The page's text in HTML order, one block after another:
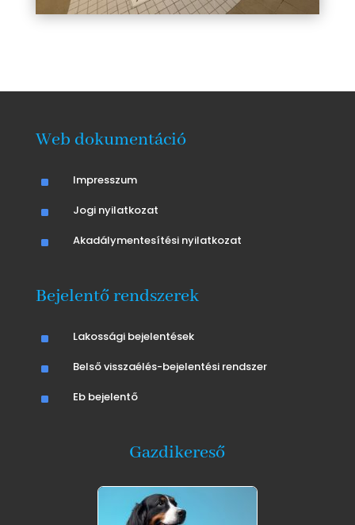
Web dokumentáció
^ Impresszum
^ Jogi nyilatkozat
^ Akadálymentesítési nyilatkozat
Bejelentő rendszerek
^ Lakossági bejelentések
^ Belső visszaélés-bejelentési rendszer
^ Eb bejelentő
Gazdikereső